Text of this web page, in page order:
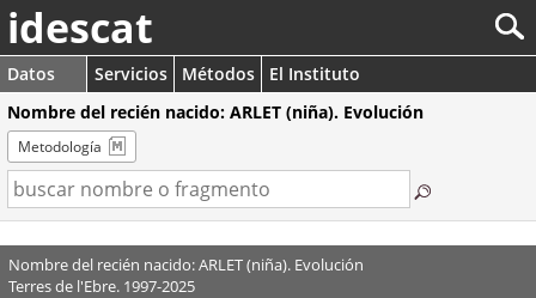
idescat
Datos Servicios Métodos
El Instituto
Nombre del recién nacido: ARLET (niña). Evolución
Metodología
Nombre del recién nacido: ARLET (niña). Evolución
Terres de l'Ebre. 1997-2025